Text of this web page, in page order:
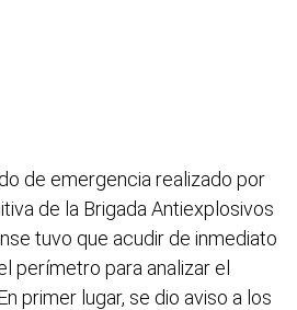
de emergencia realizado por
de la Brigada Antiexplosivos
tuvo que acudir de inmediato
perímetro para analizar el
primer lugar, se dio aviso a los